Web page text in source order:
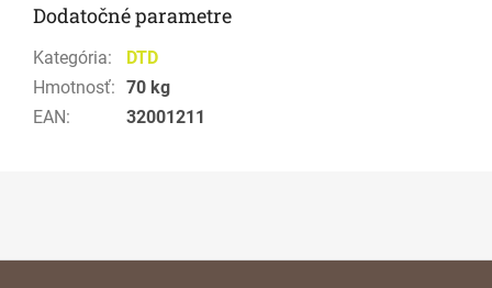
Dodatočné parametre
Kategória:
DTD
Hmotnosť: 70 kg
EAN: 32001211